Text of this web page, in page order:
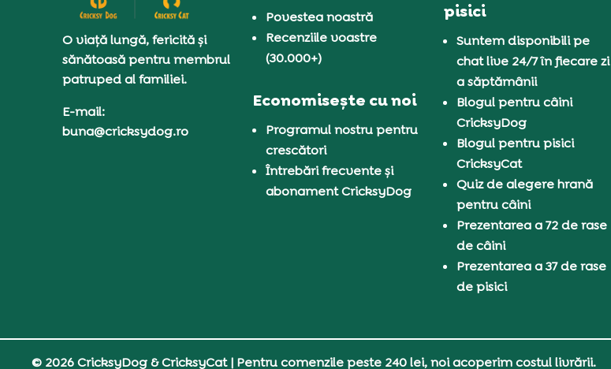
O viață lungă, fericită și
sănătoasă pentru membrul
patruped al familiei.
E-mail:
buna@cricksydog.ro
Povestea noastră
Recenziile voastre
(30.000+)
Economisește cu noi
Programul nostru pentru
crescători
Întrebări frecvente și
abonament CricksyDog
pisici
Suntem disponibili pe
chat live 24/7 în fiecare zi
a săptămânii
Blogul pentru câini
CricksyDog
Blogul pentru pisici
CricksyCat
Quiz de alegere hrană
pentru câini
Prezentarea a 72 de rase
de câini
Prezentarea a 37 de rase
de pisici
© 2026 CricksyDog & CricksyCat| Pentru comenzile peste 240 lei, noi acoperim costul livrării.